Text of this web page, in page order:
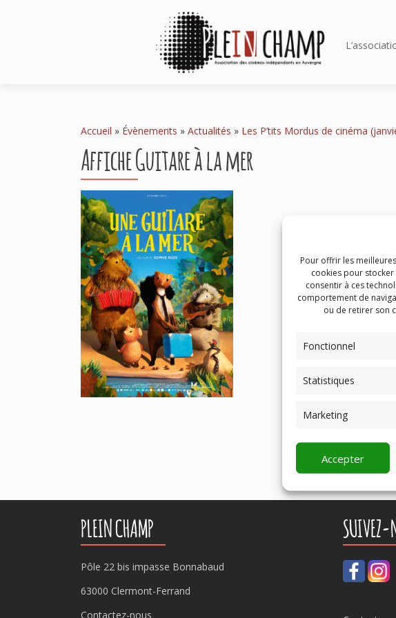
Pour offrir les
cookies pour
consentir à ces
comportement de
ou de retirer son
Fonctionnel
Statistiques
Marketing
Accepter
au
Accueil » Évènements » Actualités » Les P’tits Mordus de cinéma
Affiche Guitare à la mer
PLEIN CHAMP
Pôle 22 bis impasse Bonnabaud
63000 Clermont-Ferrand
Contactez-nous
SUIVEZ-